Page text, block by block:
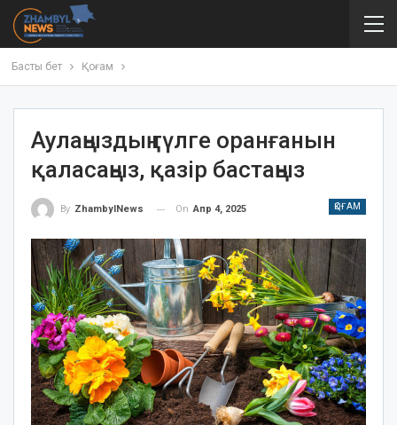
Басты бет Қоғам
Аулаңыздың гүлге оранғанын
қаласаңыз, қазір бастаңыз
ҚОҒАМ
By ZhambylNews On Апр 4, 2025